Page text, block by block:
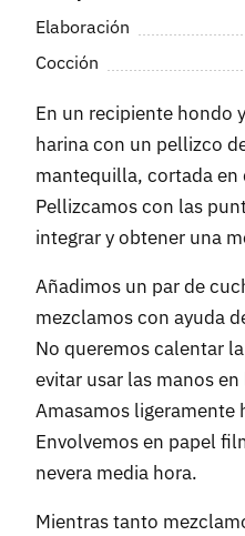
Elaboración
Cocción
En un recipiente hondo
harina con un pellizco
mantequilla, cortada en
Pellizcamos con las
integrar y obtener una
Añadimos un par de
mezclamos con ayuda
No queremos calentar
evitar usar las manos
Amasamos ligeramente
Envolvemos en papel
nevera media hora.
Mientras tanto